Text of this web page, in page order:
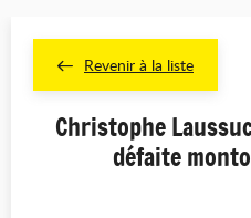
Revenir à la liste
Christophe
défaite